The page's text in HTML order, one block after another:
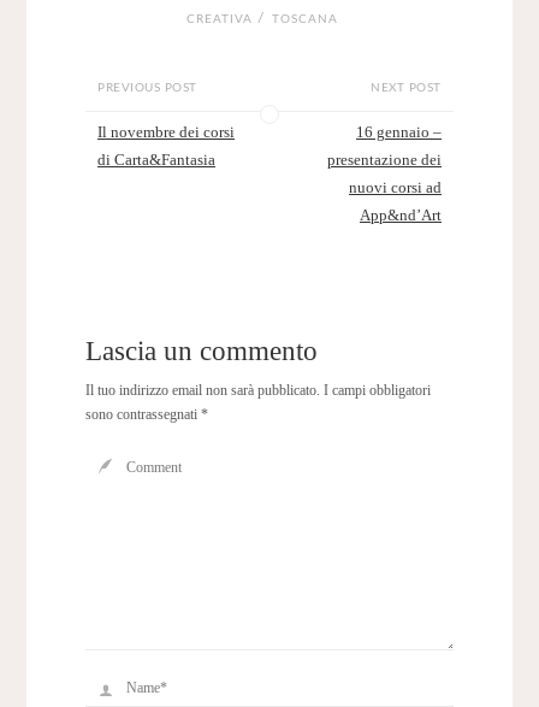
CREATIVA / TOSCANA
PREVIOUS POST
Il novembre dei corsi
di Carta&Fantasia
NEXT POST
16 gennaio –
presentazione dei
nuovi corsi ad
App&nd’Art
Lascia un commento
Il tuo indirizzo email non sarà pubblicato. I campi obbligatori
sono contrassegnati *